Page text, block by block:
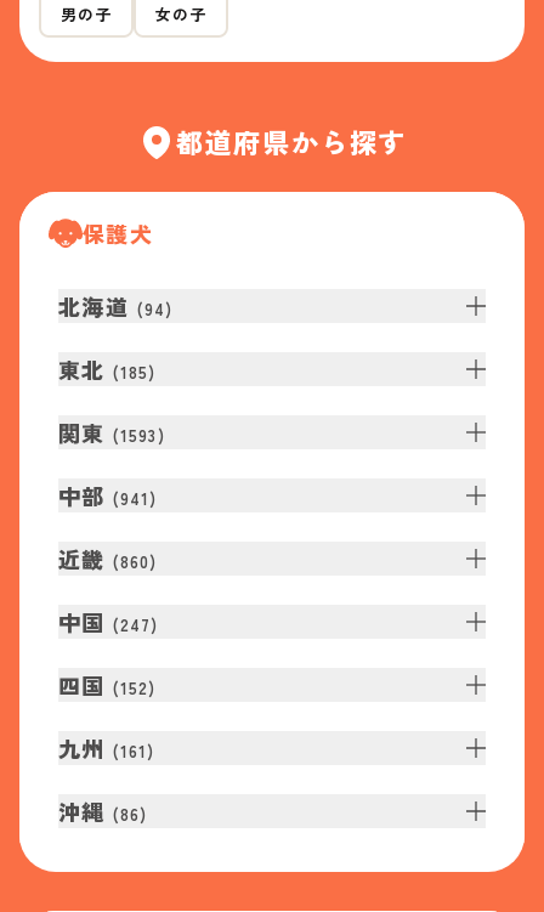
男の子 女の子
都道府県から探す
保護犬
北海道 (94)
東北 (185)
関東 (1593 )
中部 (941 )
近畿 (860)
中国 (247)
四国 (152)
九州 (161 )
沖縄 (86)